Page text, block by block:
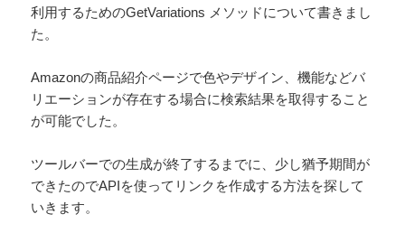
利用するためのGetVariations メソッドについて書きまし
た。
Amazonの商品紹介ページで色やデザイン、機能などバ
リエーションが存在する場合に検索結果を取得すること
が可能でした。
ツールバーでの生成が終了するまでに、少し猶予期間が
できたのでAPIを使ってリンクを作成する方法を探して
いきます。